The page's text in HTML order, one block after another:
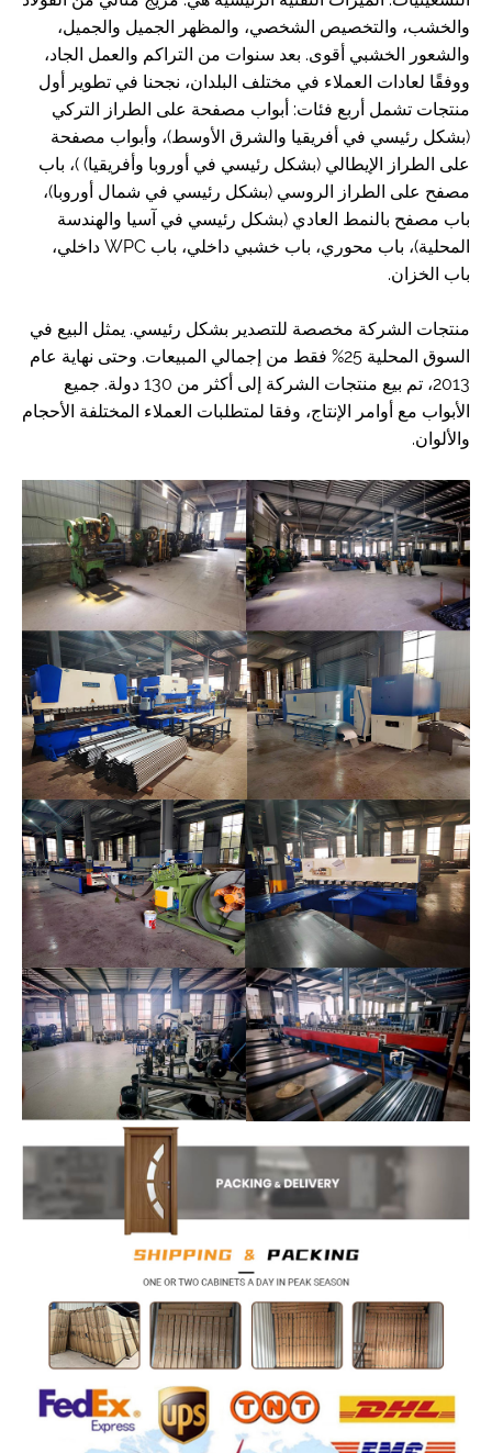
والخشب، والتخصيص الشخصي، والمظهر الجميل والجميل،
والشعور الخشبي أقوى. بعد سنوات من التراكم والعمل الجاد،
ووفقًا لعادات العملاء في مختلف البلدان، نجحنا في تطوير أول
منتجات تشمل أربع فئات: أبواب مصفحة على الطراز التركي
(بشكل رئيسي في أفريقيا والشرق الأوسط)، وأبواب مصفحة
على الطراز الإيطالي (بشكل رئيسي في أوروبا وأفريقيا) )، باب
مصفح على الطراز الروسي (بشكل رئيسي في شمال أوروبا)،
باب مصفح بالنمط العادي (بشكل رئيسي في آسيا والهندسة
المحلية)، باب محوري، باب خشبي داخلي، باب WPC داخلي،
باب الخزان.
منتجات الشركة مخصصة للتصدير بشكل رئيسي. يمثل البيع في
السوق المحلية 25% فقط من إجمالي المبيعات. وحتى نهاية عام
2013، تم بيع منتجات الشركة إلى أكثر من 130 دولة. جميع
الأبواب مع أوامر الإنتاج، وفقا لمتطلبات العملاء المختلفة الأحجام
والألوان.